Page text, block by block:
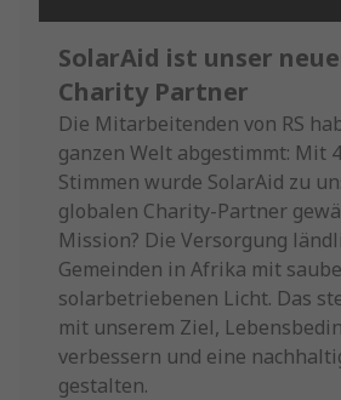
SolarAid ist unser
Charity Partner
Die Mitarbeitenden von RS
ganzen Welt abgestimmt: Mit
Stimmen wurde SolarAid zu
globalen Charity-Partner
Mission? Die Versorgung
Gemeinden in Afrika mit
solarbetriebenen Licht. Das
mit unserem Ziel,
verbessern und eine
gestalten.